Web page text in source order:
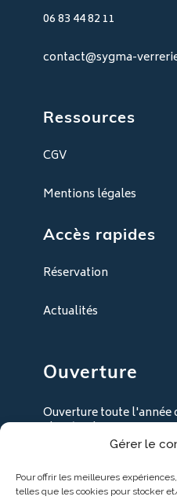
Gérer le
Pour offrir les meilleures
telles que les cookies pour stocker
06 83 44 82 11
contact@sygma-
Ressources
CGV
Mentions légales
Accès rapides
Réservation
Actualités
Ouverture
Ouverture toute l'année
9h30 à 18h30